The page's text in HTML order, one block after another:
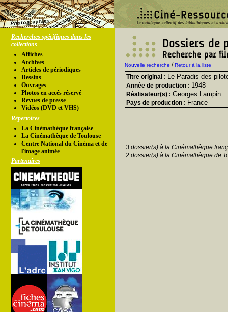
Recherches spécifiques dans les
collections
Affiches
Archives
Articles de périodiques
Dessins
Ouvrages
Photos en accés réservé
Revues de presse
Vidéos (DVD et VHS)
Répertoires
La Cinémathèque française
La Cinémathèque de Toulouse
Centre National du Cinéma et de
l'image animée
Partenaires
Nouvelle recherche /Retour à la liste
Titre original : Le Paradis des
Année de production : 1948
Réalisateur(s) : Georges Lampin
Pays de production : France
3 dossier(s) à la Cinémathèque
2 dossier(s) à la Cinémathèque de